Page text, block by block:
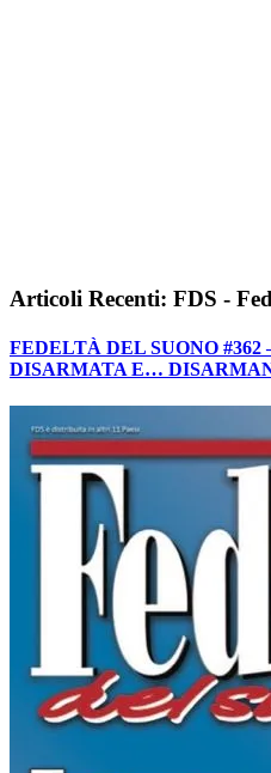
Articoli Recenti: FDS -
FEDELTÀ DEL SUONO #362
DISARMATA E…